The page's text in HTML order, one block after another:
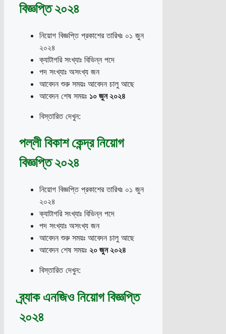
বিজ্ঞপ্তি ২০২৪
নিয়োগ বিজ্ঞপ্তি প্রকাশের তারিখঃ ০১ জুন
২০২৪
ক্যাটাগরি সংখ্যাঃ বিভিন্ন পদে
পদ সংখ্যাঃ অসংখ্য জন
আবেদন শুরু সময়ঃ আবেদন চালু আছে
আবেদন শেষ সময়ঃ ১০ জুন ২০২৪
বিস্তারিত দেখুন:
পল্লী বিকাশ কেন্দ্র নিয়োগ
বিজ্ঞপ্তি ২০২৪
নিয়োগ বিজ্ঞপ্তি প্রকাশের তারিখঃ ০১ জুন
২০২৪
ক্যাটাগরি সংখ্যাঃ বিভিন্ন পদে
পদ সংখ্যাঃ অসংখ্য জন
আবেদন শুরু সময়ঃ আবেদন চালু আছে
আবেদন শেষ সময়ঃ ২০ জুন ২০২৪
বিস্তারিত দেখুন:
ব্র্যাক এনজিও নিয়োগ বিজ্ঞপ্তি
২০২৪